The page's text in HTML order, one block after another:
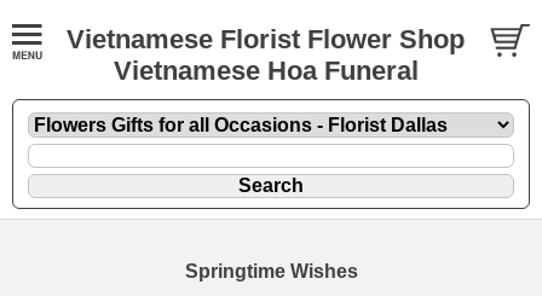
Vietnamese Florist Flower Shop
Vietnamese Hoa Funeral
Springtime Wishes